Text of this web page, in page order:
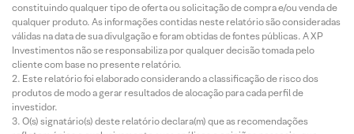
constituindo qualquer tipo de oferta ou solicitação de compra e/ou venda de
qualquer produto. As informações contidas neste relatório são consideradas
válidas na data de sua divulgação e foram obtidas de fontes públicas. A XP
Investimentos não se responsabiliza por qualquer decisão tomada pelo
cliente com base no presente relatório.
Este relatório foi elaborado considerando a classificação de risco dos
produtos de modo a gerar resultados de alocação para cada perfil de
investidor.
O(s) signatário(s) deste relatório declara(m) que as recomendações